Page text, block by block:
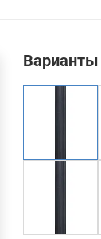
Варианты